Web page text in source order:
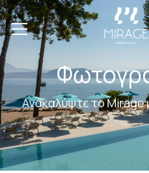
Ανακαλύψτε το Mirage